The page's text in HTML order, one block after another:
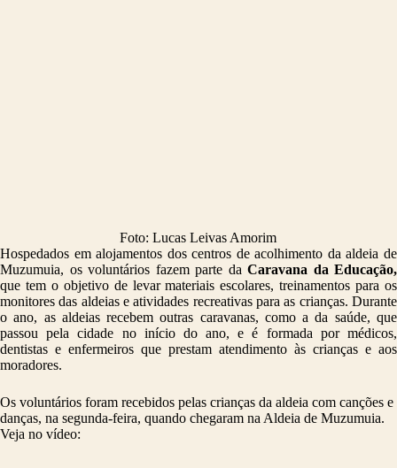
Foto: Lucas Leivas Amorim
Hospedados em alojamentos dos centros de acolhimento da aldeia de
Muzumuia, os voluntários fazem parte da Caravana da Educação,
que tem o objetivo de levar materiais escolares, treinamentos para os
monitores das aldeias e atividades recreativas para as crianças. Durante
o ano, as aldeias recebem outras caravanas, como a da saúde, que
passou pela cidade no início do ano, e é formada por médicos,
dentistas e enfermeiros que prestam atendimento às crianças e aos
moradores.
Os voluntários foram recebidos pelas crianças da aldeia com canções e
danças, na segunda-feira, quando chegaram na Aldeia de Muzumuia.
Veja no vídeo: